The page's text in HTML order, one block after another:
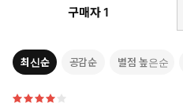
구매자 1
최신순 공감순 별점 높은순